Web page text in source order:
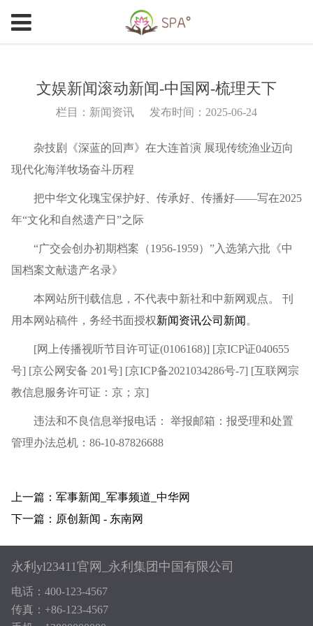
文娱新闻滚动新闻-中国网-梳理天下
栏目：新闻资讯 发布时间：2025-06-24
杂技剧《深蓝的回声》在大连首演 展现传统渔业迈向
现代化海洋牧场奋斗历程
把中华文化瑰宝保护好、传承好、传播好——写在2025
年“文化和自然遗产日”之际
“广交会创办初期档案（1956-1959）”入选第六批《中
国档案文献遗产名录》
本网站所刊载信息，不代表中新社和中新网观点。 刊
用本网站稿件，务经书面授权新闻资讯公司新闻 。
[网上传播视听节目许可证(0106168)] [京ICP证040655
号] [京公网安备 201号] [京ICP备2021034286号-7] [互联网宗
教信息服务许可证：京；京]
违法和不良信息举报电话： 举报邮箱：报受理和处置
管理办法总机：86-10-87826688
上一篇：军事新闻_军事频道_中华网
下一篇：原创新闻 - 东南网
永利yl23411官网_永利集团中国有限公司
电话：400-123-4567
传真：+86-123-4567